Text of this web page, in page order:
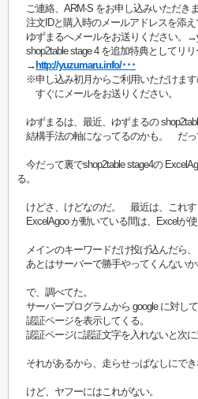
ご連絡、ARM-S をお申し込みいただき
注文IDと購入時のメールアドレスを添え
ゆずまるへメールをお送りください。
shop2table stage 4 を追加特典としてリリ
→ http://yuzumaru.info/･･･
※申し込み初月からご利用いただけます
すぐにメールをお送りください。
ゆずまるは、最近、ゆずまるの
結構手法の軸になってるのかも。 だっ
今だって裏でshop2table stage4の
る。
けどさ、けどなのだ。 最近は、これす
ExcelAgoo が動いている間は、Excelが使
メインのキーワードだけ投げ込んだら、
あとはサーバーで勝手やってくんないか
で、調べてた。
サーバープログラムから google に対し
認証ページを表示してくる。
認証ページに認証文字を入れないと次に
それがあるから、走らせっぱなしにでき
けど、ヤフーにはこれがない。